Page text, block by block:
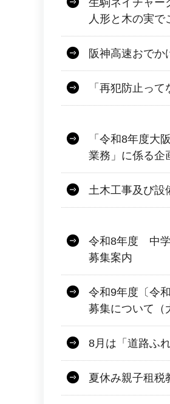
人形と木の実で
阪神高速おでか
「再犯防止っ
「令和8年度大
業務」に係る企
土木工事及び設
令和8年度 中学
募集案内
令和9年度〔令
募集について（
8月は「道路ふ
夏休み親子租税